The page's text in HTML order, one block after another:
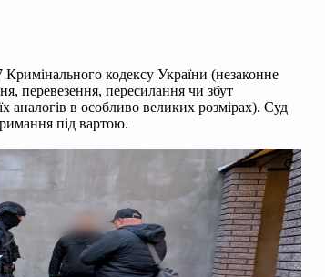
кодексу України (незаконне
перевезення, пересилання чи збут
аналогів в особливо великих розмірах). Суд
під вартою.